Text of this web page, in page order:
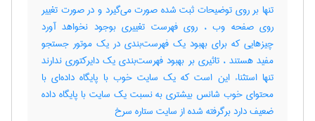
تنها بر روی توضیحات ثبت شده صورت می‌گیرد و در صورت تغییر
روی صفحه وب ، روی فهرست تغییری بوجود نخواهد آورد
چیزهایی که برای بهبود یک فهرست‌بندی در یک موتور جستجو
مفید هستند ، تاثیری بر بهبود فهرست‌بندی یک دایرکتوری ندارند
تنها استثناء این است که یک سایت خوب با پایگاه داده‌ای با
محتوای خوب شانس بیشتری به نسبت یک سایت با پایگاه داده
ضعیف دارد برگرفته شده از سایت ستاره سرخ